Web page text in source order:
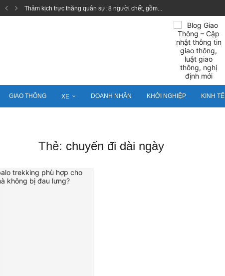
Thảm kịch trực thăng quân sự: 8 người chết, gồm...
GIAO THÔNG XE DOANH NHÂN KHỞI NGHIỆP KINH TẾ
Thẻ: chuyến đi dài ngày